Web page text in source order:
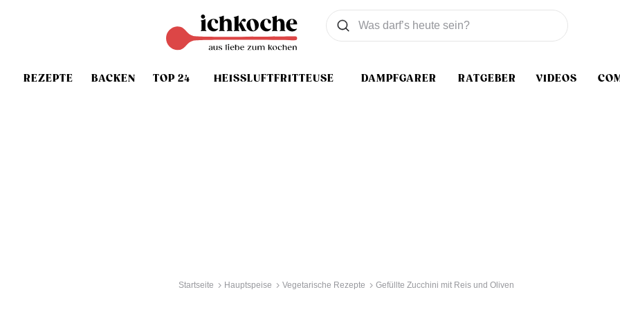
REZEPTE BACKEN TOP 24 HEISSLUFTFRITTEUSE DAMPFGARER RATGEBER VIDEOS
Was wollen Sie suchen
Suchen
Startseite Hauptspeise Vegetarische Rezepte Gefüllte Zucchini mit Reis und Oliven